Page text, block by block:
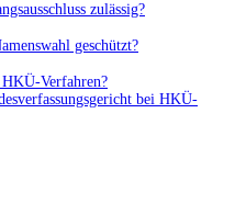
zulässig?
geschützt?
Verfahren?
bei HKÜ-